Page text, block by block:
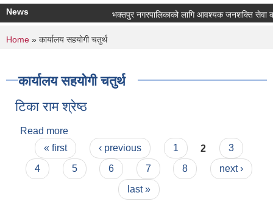
News भक्तपुर नगरपालिकाको लागि आवश्यक जनशक्ति सेवा
You are here
Home » कार्यालय सहयोगी चतुर्थ
कार्यालय सहयोगी चतुर्थ
टिका राम श्रेष्ठ
Read more
Pages
« first ‹ previous 1 2
3
4
5 6 7 8
next ›
last »